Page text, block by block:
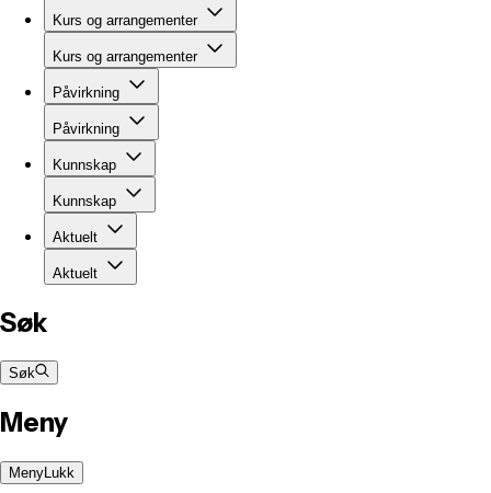
Kurs og arrangementer
Kurs og arrangementer
Påvirkning
Påvirkning
Kunnskap
Kunnskap
Aktuelt
Aktuelt
Søk
Søk
Meny
MenyLukk